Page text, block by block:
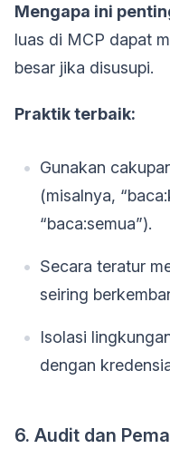
Mengapa ini
luas di MCP dapat
besar jika disusupi.
Praktik terbaik:
Gunakan
(misalnya,
“baca:semua”).
Secara teratur
seiring
Isolasi
dengan
6. Audit dan